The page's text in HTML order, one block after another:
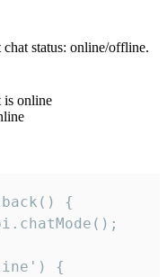
status: online/offline.
is online
{
{